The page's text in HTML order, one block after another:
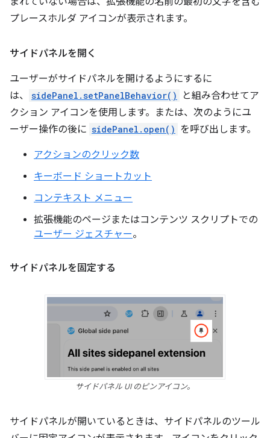
プレースホルダ アイコンが表示されます。
サイドパネルを開く
ユーザーがサイドパネルを開けるようにするに
は、
sidePanel.setPanelBehavior()
と組み合わせてア
クション アイコンを使用します。または、次のようにユ
ーザー操作の後に sidePanel.open() を呼び出します。
アクションのクリック数
キーボード ショートカット
コンテキスト メニュー
拡張機能のページまたはコンテンツ スクリプトでの
ユーザー ジェスチャー。
サイドパネルを固定する
サイドパネル UI のピンアイコン。
サイドパネルが開いているときは、サイドパネルのツール